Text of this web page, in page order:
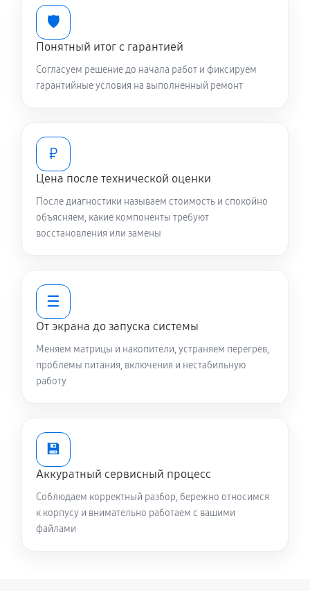
🛡️
Понятный итог с гарантией
Согласуем решение до начала работ и фиксируем
гарантийные условия на выполненный ремонт
₽
Цена после технической оценки
После диагностики называем стоимость и спокойно
объясняем, какие компоненты требуют
восстановления или замены
☰
От экрана до запуска системы
Меняем матрицы и накопители, устраняем перегрев,
проблемы питания, включения и нестабильную
работу
💾
Аккуратный сервисный процесс
Соблюдаем корректный разбор, бережно относимся
к корпусу и внимательно работаем с вашими
файлами